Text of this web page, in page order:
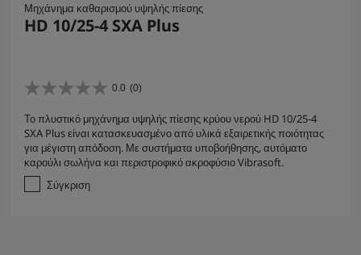
Μηχάνημα καθαρισμού υψηλής πίεσης
HD 10/25-4 SXA Plus
0.0 (0)
0
0
α
π
ό
α
Το πλυστικό μηχάνημα υψηλής πίεσης κρύου νερού HD 10/25-4
SXA Plus είναι κατασκευασμένο από υλικά εξαιρετικής ποιότητας
για μέγιστη απόδοση. Με συστήματα υποβοήθησης, αυτόματο
καρούλι σωλήνα και περιστροφικό ακροφύσιο Vibrasoft.
Σύγκριση